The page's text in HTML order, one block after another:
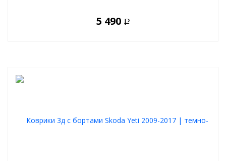
5 490 Р